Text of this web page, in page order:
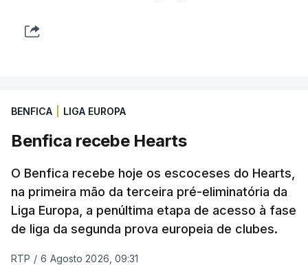
BENFICA LIGA EUROPA
Benfica recebe Hearts
O Benfica recebe hoje os escoceses do Hearts,
na primeira mão da terceira pré-eliminatória da
Liga Europa, a penúltima etapa de acesso à fase
de liga da segunda prova europeia de clubes.
RTP / 6 Agosto 2026, 09:31